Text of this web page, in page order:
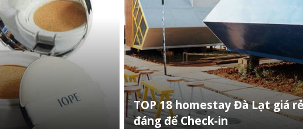
TOP 18 homestay Đà Lạt giá rẻ
đáng để Check-in